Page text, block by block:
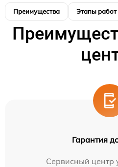
Преимущества Этапы работ
Гарантия
Сервисный центр